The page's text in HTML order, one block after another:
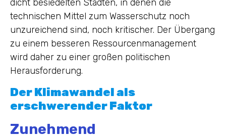
dicht besiedelten Städten, in denen die
technischen Mittel zum Wasserschutz noch
unzureichend sind, noch kritischer. Der Übergang
zu einem besseren Ressourcenmanagement
wird daher zu einer großen politischen
Herausforderung.
Der Klimawandel als
erschwerender Faktor
Zunehmend